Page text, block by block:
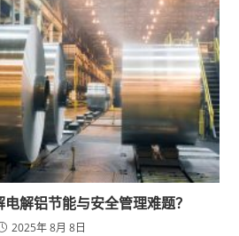
解铝节能与安全管理难题？
2025年 8月 8日